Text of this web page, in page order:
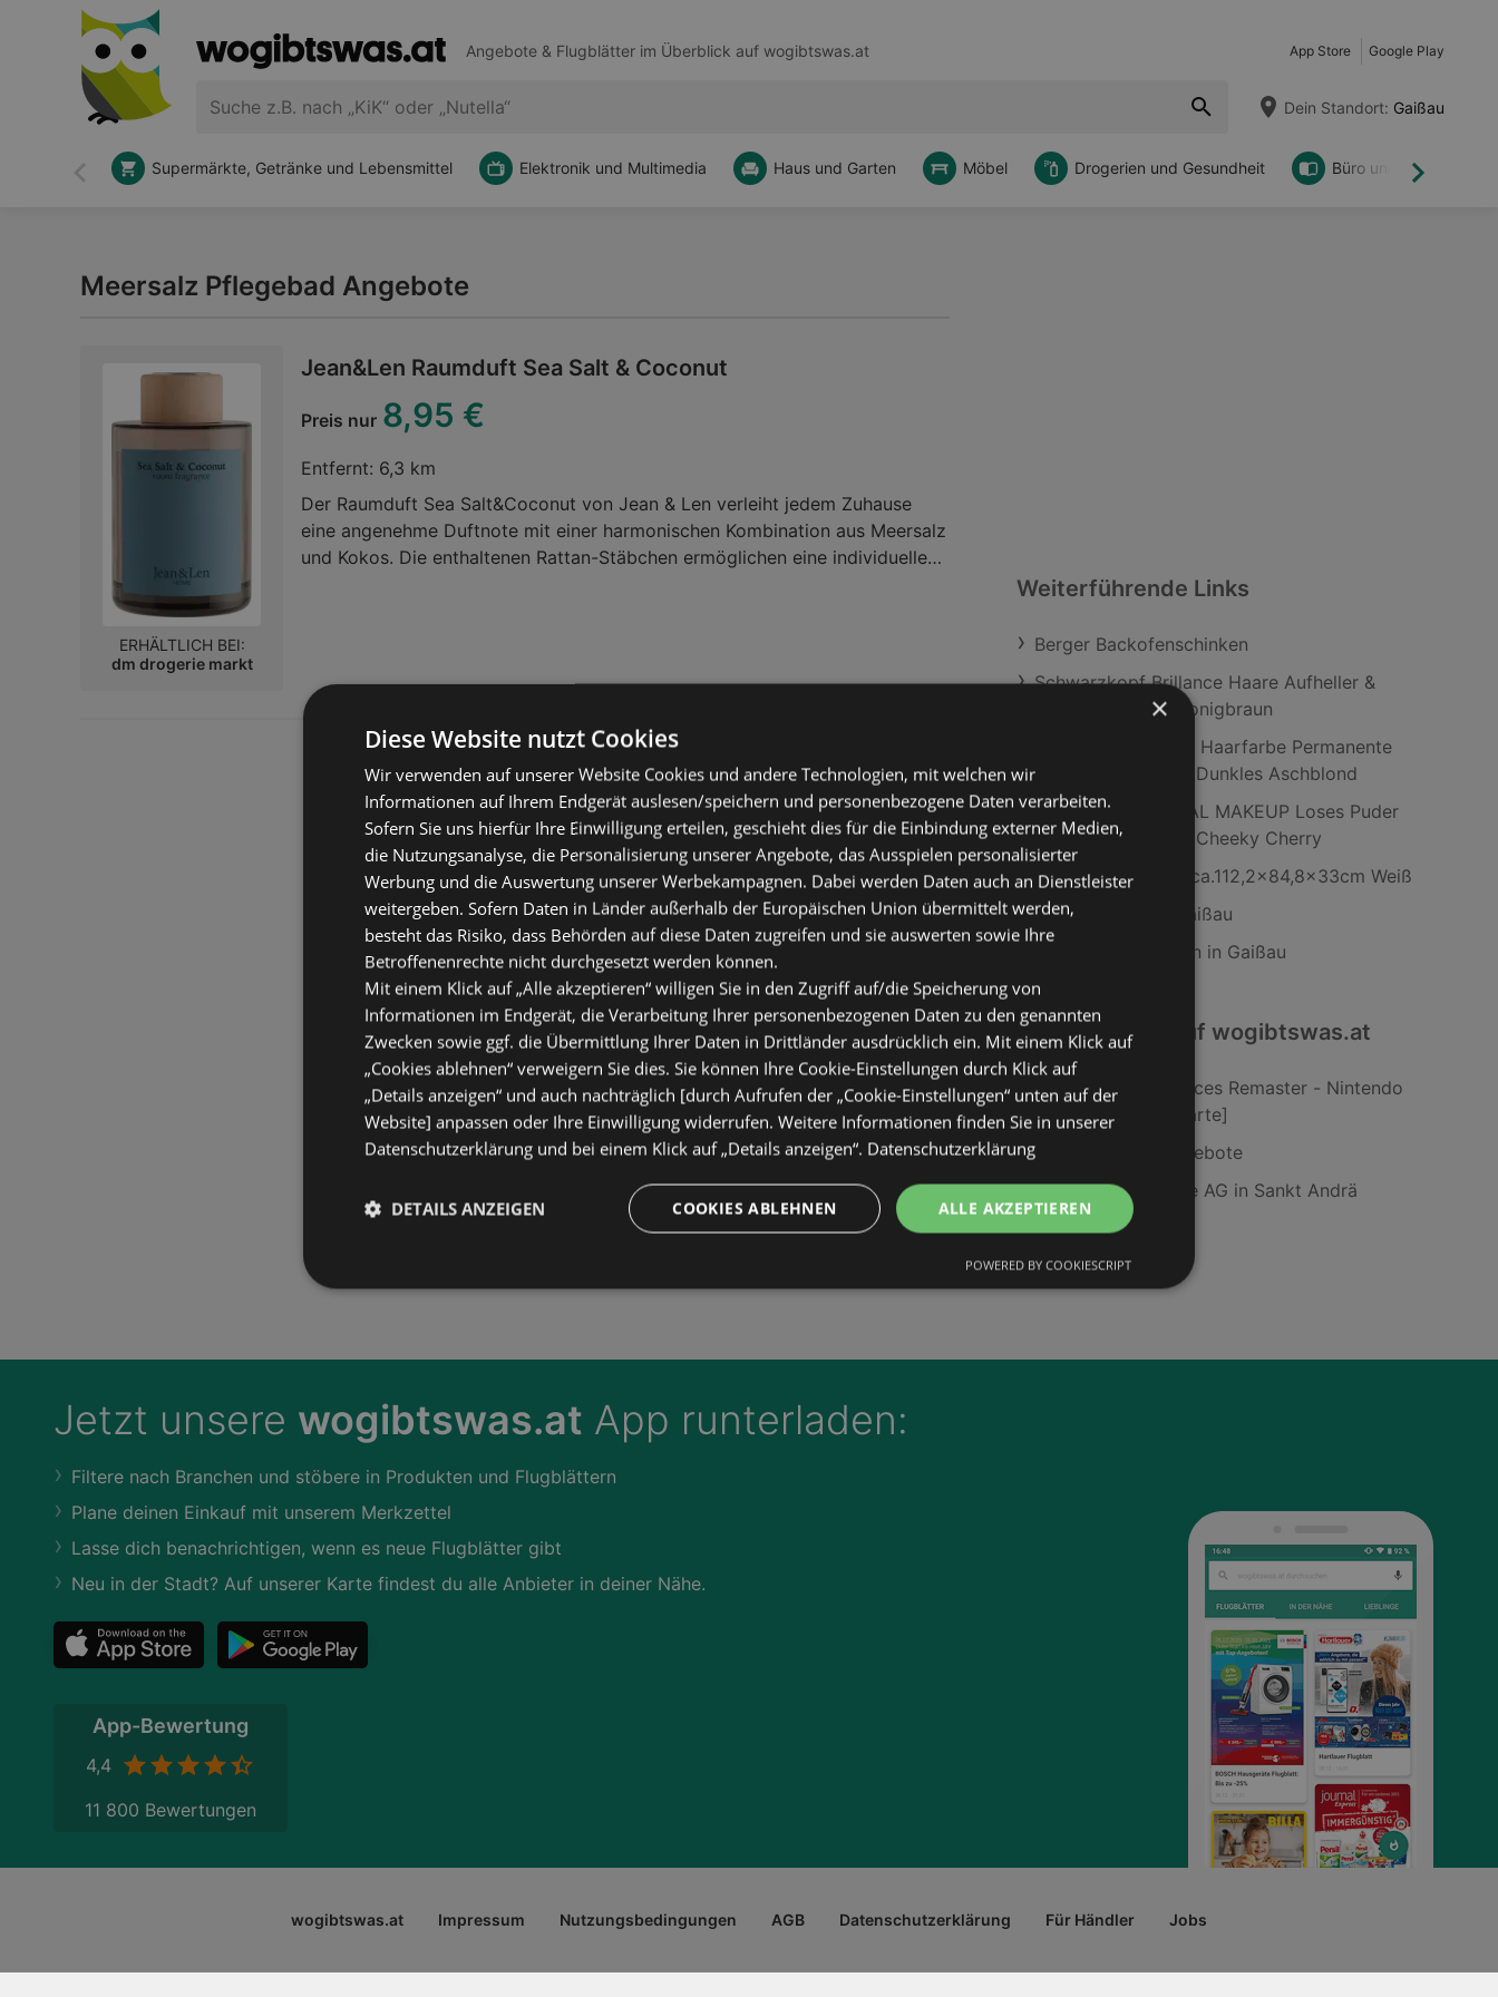
Angebote & Flugblätter im Überblick auf wogibtswas.at App Store Google Play
Dein Standort: Gaißau
Zurück Weiter
Supermärkte, Getränke und Lebensmittel Elektronik und Multimedia Haus und Garten Möbel Drogerien und Gesundheit Büro und DIY
Meersalz Pflegebad Angebote
Jean&Len Raumduft Sea Salt & Coconut
Preis nur 8,95 €
Entfernt: 6,3 km
Der Raumduft Sea Salt&Coconut von Jean & Len verleiht jedem Zuhause
eine angenehme Duftnote mit einer harmonischen Kombination aus Meersalz
und Kokos. Die enthaltenen Rattan-Stäbchen ermöglichen eine individuelle
ERHÄLTLICH BEI:
dm drogerie markt
Weiterführende Links
Berger Backofenschinken
Schwarzkopf Brillance Haare Aufheller &
Haarfarbe L865 Honigbraun
Syoss Oleo Intense Haarfarbe Permanente
Öl-Coloration 7_56 Dunkles Aschblond
NYX PROFESSIONAL MAKEUP Loses Puder
Wonder Snatch 02 Cheeky Cherry
Kommode Cosmo ca.112,2x84,8x33cm Weiß
ADEG Filialen in Gaißau
SodaStream Filialen in Gaißau
Interessantes auf wogibtswas.at
Star Wars Dark Forces Remaster - Nintendo
Switch [Speicherkarte]
Balea Body-Öl Angebote
Kärntner Sparkasse AG in Sankt Andrä
Rama in Traun
Ciplatin Angebote
Jetzt unsere wogibtswas.at App runterladen:
Filtere nach Branchen und stöbere in Produkten und Flugblättern
Plane deinen Einkauf mit unserem Merkzettel
Lasse dich benachrichtigen, wenn es neue Flugblätter gibt
Neu in der Stadt? Auf unserer Karte findest du alle Anbieter in deiner Nähe.
App-Bewertung
4,4
11 800 Bewertungen
wogibtswas.at Impressum Nutzungsbedingungen AGB Datenschutzerklärung Für Händler Jobs
×
Diese Website nutzt Cookies
Wir verwenden auf unserer Website Cookies und andere Technologien, mit welchen wir
Informationen auf Ihrem Endgerät auslesen/speichern und personenbezogene Daten verarbeiten.
Sofern Sie uns hierfür Ihre Einwilligung erteilen, geschieht dies für die Einbindung externer Medien,
die Nutzungsanalyse, die Personalisierung unserer Angebote, das Ausspielen personalisierter
Werbung und die Auswertung unserer Werbekampagnen. Dabei werden Daten auch an Dienstleister
weitergeben. Sofern Daten in Länder außerhalb der Europäischen Union übermittelt werden,
besteht das Risiko, dass Behörden auf diese Daten zugreifen und sie auswerten sowie Ihre
Betroffenenrechte nicht durchgesetzt werden können.
Mit einem Klick auf „Alle akzeptieren“ willigen Sie in den Zugriff auf/die Speicherung von
Informationen im Endgerät, die Verarbeitung Ihrer personenbezogenen Daten zu den genannten
Zwecken sowie ggf. die Übermittlung Ihrer Daten in Drittländer ausdrücklich ein. Mit einem Klick auf
„Cookies ablehnen“ verweigern Sie dies. Sie können Ihre Cookie-Einstellungen durch Klick auf
„Details anzeigen“ und auch nachträglich [durch Aufrufen der „Cookie-Einstellungen“ unten auf der
Website] anpassen oder Ihre Einwilligung widerrufen. Weitere Informationen finden Sie in unserer
Datenschutzerklärung und bei einem Klick auf „Details anzeigen“. Datenschutzerklärung
ALLE AKZEPTIEREN
COOKIES ABLEHNEN
DETAILS ANZEIGEN
POWERED BY COOKIESCRIPT